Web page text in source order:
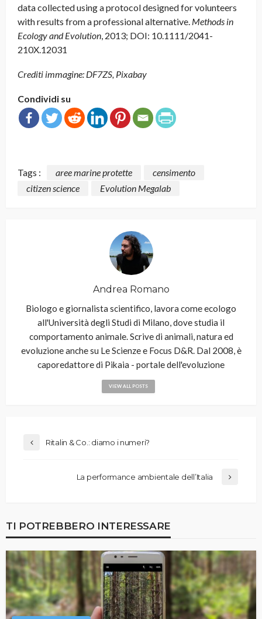
data collected using a protocol designed for volunteers
with results from a professional alternative. Methods in
Ecology and Evolution, 2013; DOI: 10.1111/2041-
210X.12031
Crediti immagine: DF7ZS, Pixabay
Condividi su
Tags : aree marine protette
censimento
citizen science
Evolution Megalab
Andrea Romano
Biologo e giornalista scientifico, lavora come ecologo
all'Università degli Studi di Milano, dove studia il
comportamento animale. Scrive di animali, natura ed
evoluzione anche su Le Scienze e Focus D&R. Dal 2008, è
caporedattore di Pikaia - portale dell'evoluzione
VIEW ALL POSTS
Ritalin & Co.: diamo i numeri?
La performance ambientale dell’Italia
TI POTREBBERO INTERESSARE